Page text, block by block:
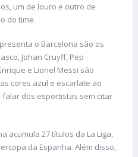
um de louro e outro de
do time.
o Barcelona são os
Johan Cruyff, Pep
e Lionel Messi são
cores azul e escarlate ao
falar dos esportistas sem citar
acumula 27 títulos da La Liga,
da Espanha. Além disso,